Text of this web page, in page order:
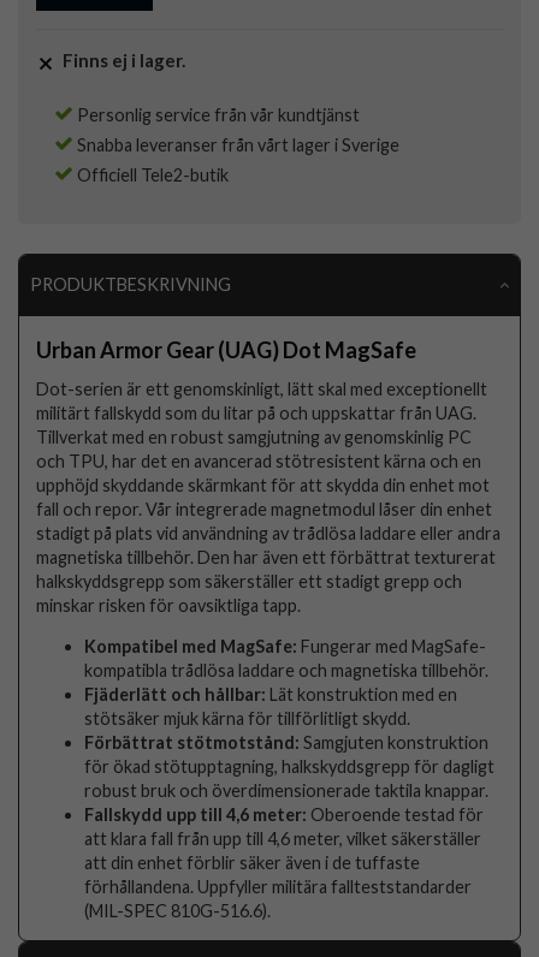
Finns ej i lager.
Personlig service från vår kundtjänst
Snabba leveranser från vårt lager i Sverige
Officiell Tele2-butik
PRODUKTBESKRIVNING
Urban Armor Gear (UAG) Dot MagSafe
Dot-serien är ett genomskinligt, lätt skal med exceptionellt
militärt fallskydd som du litar på och uppskattar från UAG.
Tillverkat med en robust samgjutning av genomskinlig PC
och TPU, har det en avancerad stötresistent kärna och en
upphöjd skyddande skärmkant för att skydda din enhet mot
fall och repor. Vår integrerade magnetmodul låser din enhet
stadigt på plats vid användning av trådlösa laddare eller andra
magnetiska tillbehör. Den har även ett förbättrat texturerat
halkskyddsgrepp som säkerställer ett stadigt grepp och
minskar risken för oavsiktliga tapp.
Kompatibel med MagSafe: Fungerar med MagSafe-
kompatibla trådlösa laddare och magnetiska tillbehör.
Fjäderlätt och hållbar: Lät konstruktion med en
stötsäker mjuk kärna för tillförlitligt skydd.
Förbättrat stötmotstånd: Samgjuten konstruktion
för ökad stötupptagning, halkskyddsgrepp för dagligt
robust bruk och överdimensionerade taktila knappar.
Fallskydd upp till 4,6 meter: Oberoende testad för
att klara fall från upp till 4,6 meter, vilket säkerställer
att din enhet förblir säker även i de tuffaste
förhållandena. Uppfyller militära fallteststandarder
(MIL-SPEC 810G-516.6).